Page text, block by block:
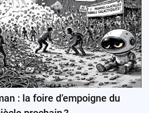
: la foire d’empoigne du